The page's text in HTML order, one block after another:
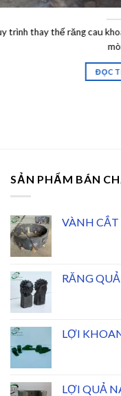
CÁCH BẮT CÓC
SẢN PHẨM BÁN
VÀNH
RĂNG
LỢI
LỢI QUẢ